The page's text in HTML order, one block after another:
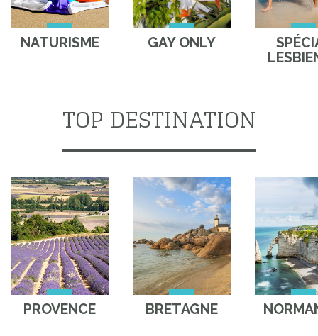
NATURISME GAY ONLY
TOP DESTINATION
PROVENCE BRETAGNE